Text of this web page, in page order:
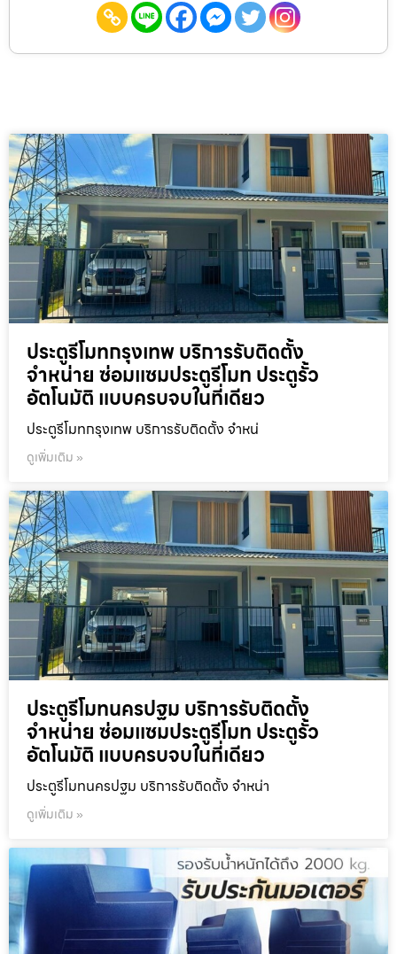
ประตูรีโมทกรุงเทพ บริการรับติดตั้ง
จำหน่าย ซ่อมแซมประตูรีโมท ประตูรั้ว
อัตโนมัติ แบบครบจบในที่เดียว
ประตูรีโมทกรุงเทพ บริการรับติดตั้ง จำหน่
ดูเพิ่มเติม »
ประตูรีโมทนครปฐม บริการรับติดตั้ง
จำหน่าย ซ่อมแซมประตูรีโมท ประตูรั้ว
อัตโนมัติ แบบครบจบในที่เดียว
ประตูรีโมทนครปฐม บริการรับติดตั้ง จำหน่า
ดูเพิ่มเติม »